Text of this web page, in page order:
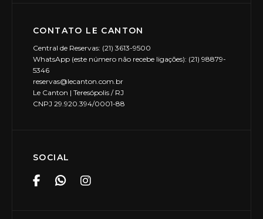
CONTATO LE CANTON
Central de Reservas: (21) 3613-9500
WhatsApp (este número não recebe ligações): (21) 98879-
5346
reservas@lecanton.com.br
Le Canton | Teresópolis / RJ
CNPJ 29.920.394/0001-88
SOCIAL